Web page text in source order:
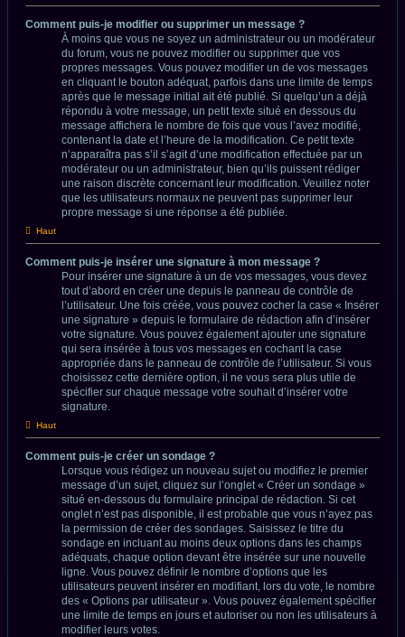
Comment puis-je modifier ou supprimer un message ?
À moins que vous ne soyez un administrateur ou un modérateur
du forum, vous ne pouvez modifier ou supprimer que vos
propres messages. Vous pouvez modifier un de vos messages
en cliquant le bouton adéquat, parfois dans une limite de temps
après que le message initial ait été publié. Si quelqu’un a déjà
répondu à votre message, un petit texte situé en dessous du
message affichera le nombre de fois que vous l’avez modifié,
contenant la date et l’heure de la modification. Ce petit texte
n’apparaîtra pas s’il s’agit d’une modification effectuée par un
modérateur ou un administrateur, bien qu’ils puissent rédiger
une raison discrète concernant leur modification. Veuillez noter
que les utilisateurs normaux ne peuvent pas supprimer leur
propre message si une réponse a été publiée.
Haut
Comment puis-je insérer une signature à mon message ?
Pour insérer une signature à un de vos messages, vous devez
tout d’abord en créer une depuis le panneau de contrôle de
l’utilisateur. Une fois créée, vous pouvez cocher la case « Insérer
une signature » depuis le formulaire de rédaction afin d’insérer
votre signature. Vous pouvez également ajouter une signature
qui sera insérée à tous vos messages en cochant la case
appropriée dans le panneau de contrôle de l’utilisateur. Si vous
choisissez cette dernière option, il ne vous sera plus utile de
spécifier sur chaque message votre souhait d’insérer votre
signature.
Haut
Comment puis-je créer un sondage ?
Lorsque vous rédigez un nouveau sujet ou modifiez le premier
message d’un sujet, cliquez sur l’onglet « Créer un sondage »
situé en-dessous du formulaire principal de rédaction. Si cet
onglet n’est pas disponible, il est probable que vous n’ayez pas
la permission de créer des sondages. Saisissez le titre du
sondage en incluant au moins deux options dans les champs
adéquats, chaque option devant être insérée sur une nouvelle
ligne. Vous pouvez définir le nombre d’options que les
utilisateurs peuvent insérer en modifiant, lors du vote, le nombre
des « Options par utilisateur ». Vous pouvez également spécifier
une limite de temps en jours et autoriser ou non les utilisateurs à
modifier leurs votes.